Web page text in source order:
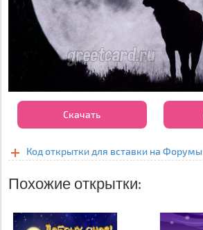
Скачать
Код открытки для вставки на Форумы
Похожие открытки: